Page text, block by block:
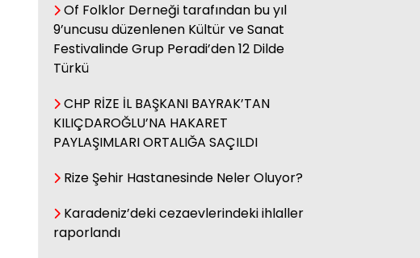
Kamil Kopuz
Din, Siyaset ve Toplum
Hasan Azakli
YENİ EĞİTİM ÖĞRETİM YILI
BAŞLARKEN.....
Elektrikte Taksite Bağlanmış
Of Folklor Derneği tarafından bu yıl
9’uncusu düzenlenen Kültür ve Sanat
Festivalinde Grup Peradi’den 12 Dilde
Türkü
CHP RİZE İL BAŞKANI BAYRAK’TAN
KILIÇDAROĞLU’NA HAKARET
PAYLAŞIMLARI ORTALIĞA SAÇILDI
Rize Şehir Hastanesinde Neler Oluyor?
Karadeniz’deki cezaevlerindeki ihlaller
raporlandı